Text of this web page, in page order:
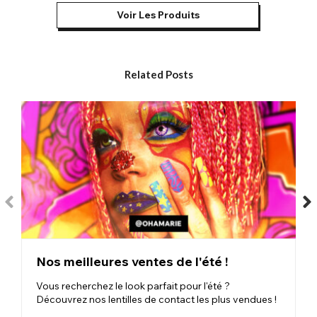
Où acheter des lentilles de contact anime ?
est chez un vendeur réputé qui privilégie la sécurité au design.
contact colorées anime imprimées sur des lentilles souples, ce
qui les rend légères et flexibles. Cette technologie est associée
à une pigmentation brevetée de haute qualité.
Vos lentilles de contact anime au Royaume-Uni sont
disponibles dans différentes durées de port pour répondre à
vos besoins. Les lentilles réutilisables sont disponibles en 30 et
90 jours pour vous permettre de porter la même paire
plusieurs fois. Si vous aimez cosplayer régulièrement un
personnage spécifique ou avoir des yeux kawaii au quotidien,
c'est une excellente option économique. Assurez-vous de
solution multi-usages propre après chaque utilisation afin
colorées quotidiennes ne sont utilisables qu'une seule fois, ce
qui est idéal si vous testez un nouveau cosplay d'anime ou
Voir Les Produits
Related Posts
Nos meilleures ventes de l'été !
Vous recherchez le look parfait pour l'été ?
Découvrez nos lentilles de contact les plus vendues !